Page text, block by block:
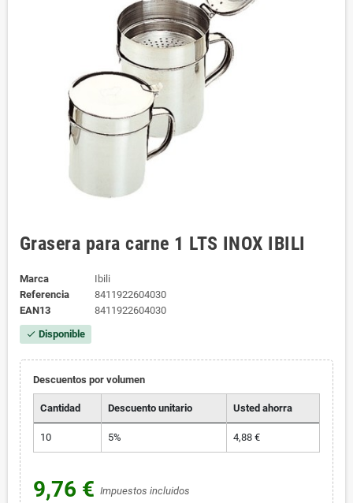
Grasera para carne 1 LTS INOX IBILI
Marca
Ibili
Referencia
8411922604030
EAN13
8411922604030
check Disponible
Descuentos por volumen
Cantidad Descuento unitario Usted ahorra
10 5% 4,88 €
9,76 € Impuestos incluidos